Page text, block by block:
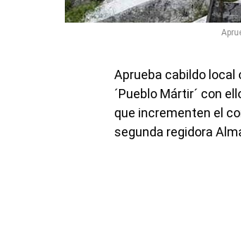
Aprueba cabildo local
´Pueblo Mártir´ con
que incrementen el
segunda regidora